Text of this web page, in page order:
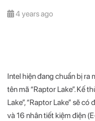
4 years ago
Intel hiện đang chuẩn bị ra
tên mã “Raptor Lake”. Kế
Lake”, “Raptor Lake” sẽ
và 16 nhân tiết kiệm điện